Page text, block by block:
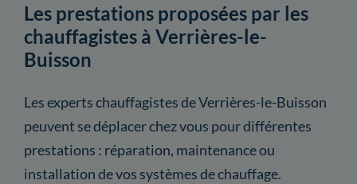
Les prestations proposées par les
chauffagistes à Verrières-le-
Buisson
Les experts chauffagistes de Verrières-le-Buisson
peuvent se déplacer chez vous pour différentes
prestations : réparation, maintenance ou
installation de vos systèmes de chauffage.